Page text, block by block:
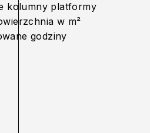
kolumny platformy
w m²
godziny